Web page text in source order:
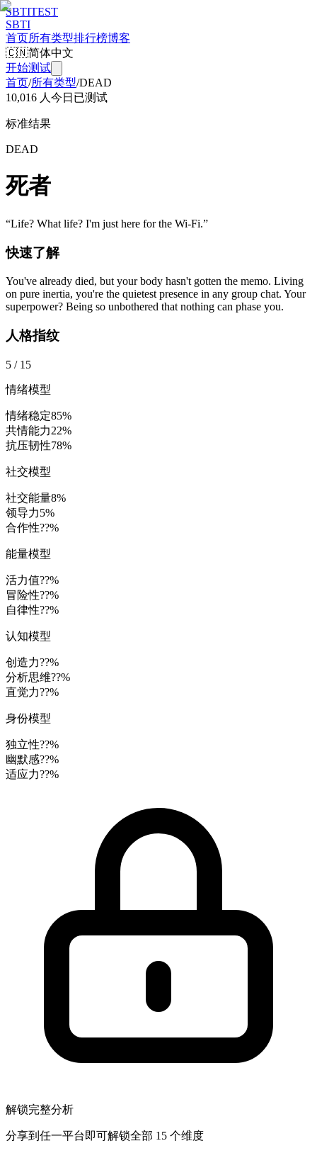
SBTITEST
SBTI
首页所有类型排行榜博客
🇨🇳简体中文
开始测试
首页/所有类型/DEAD
10,016 人今日已测试
标准结果
DEAD
死者
“Life? What life? I'm just here for the Wi-Fi.”
快速了解
You've already died, but your body hasn't gotten the memo. Living
on pure inertia, you're the quietest presence in any group chat. Your
superpower? Being so unbothered that nothing can phase you.
人格指纹
5 / 15
情绪模型
情绪稳定85%
共情能力22%
抗压韧性78%
社交模型
社交能量8%
领导力5%
合作性??%
能量模型
活力值??%
冒险性??%
自律性??%
认知模型
创造力??%
分析思维??%
直觉力??%
身份模型
独立性??%
幽默感??%
适应力??%
解锁完整分析
分享到任一平台即可解锁全部 15 个维度